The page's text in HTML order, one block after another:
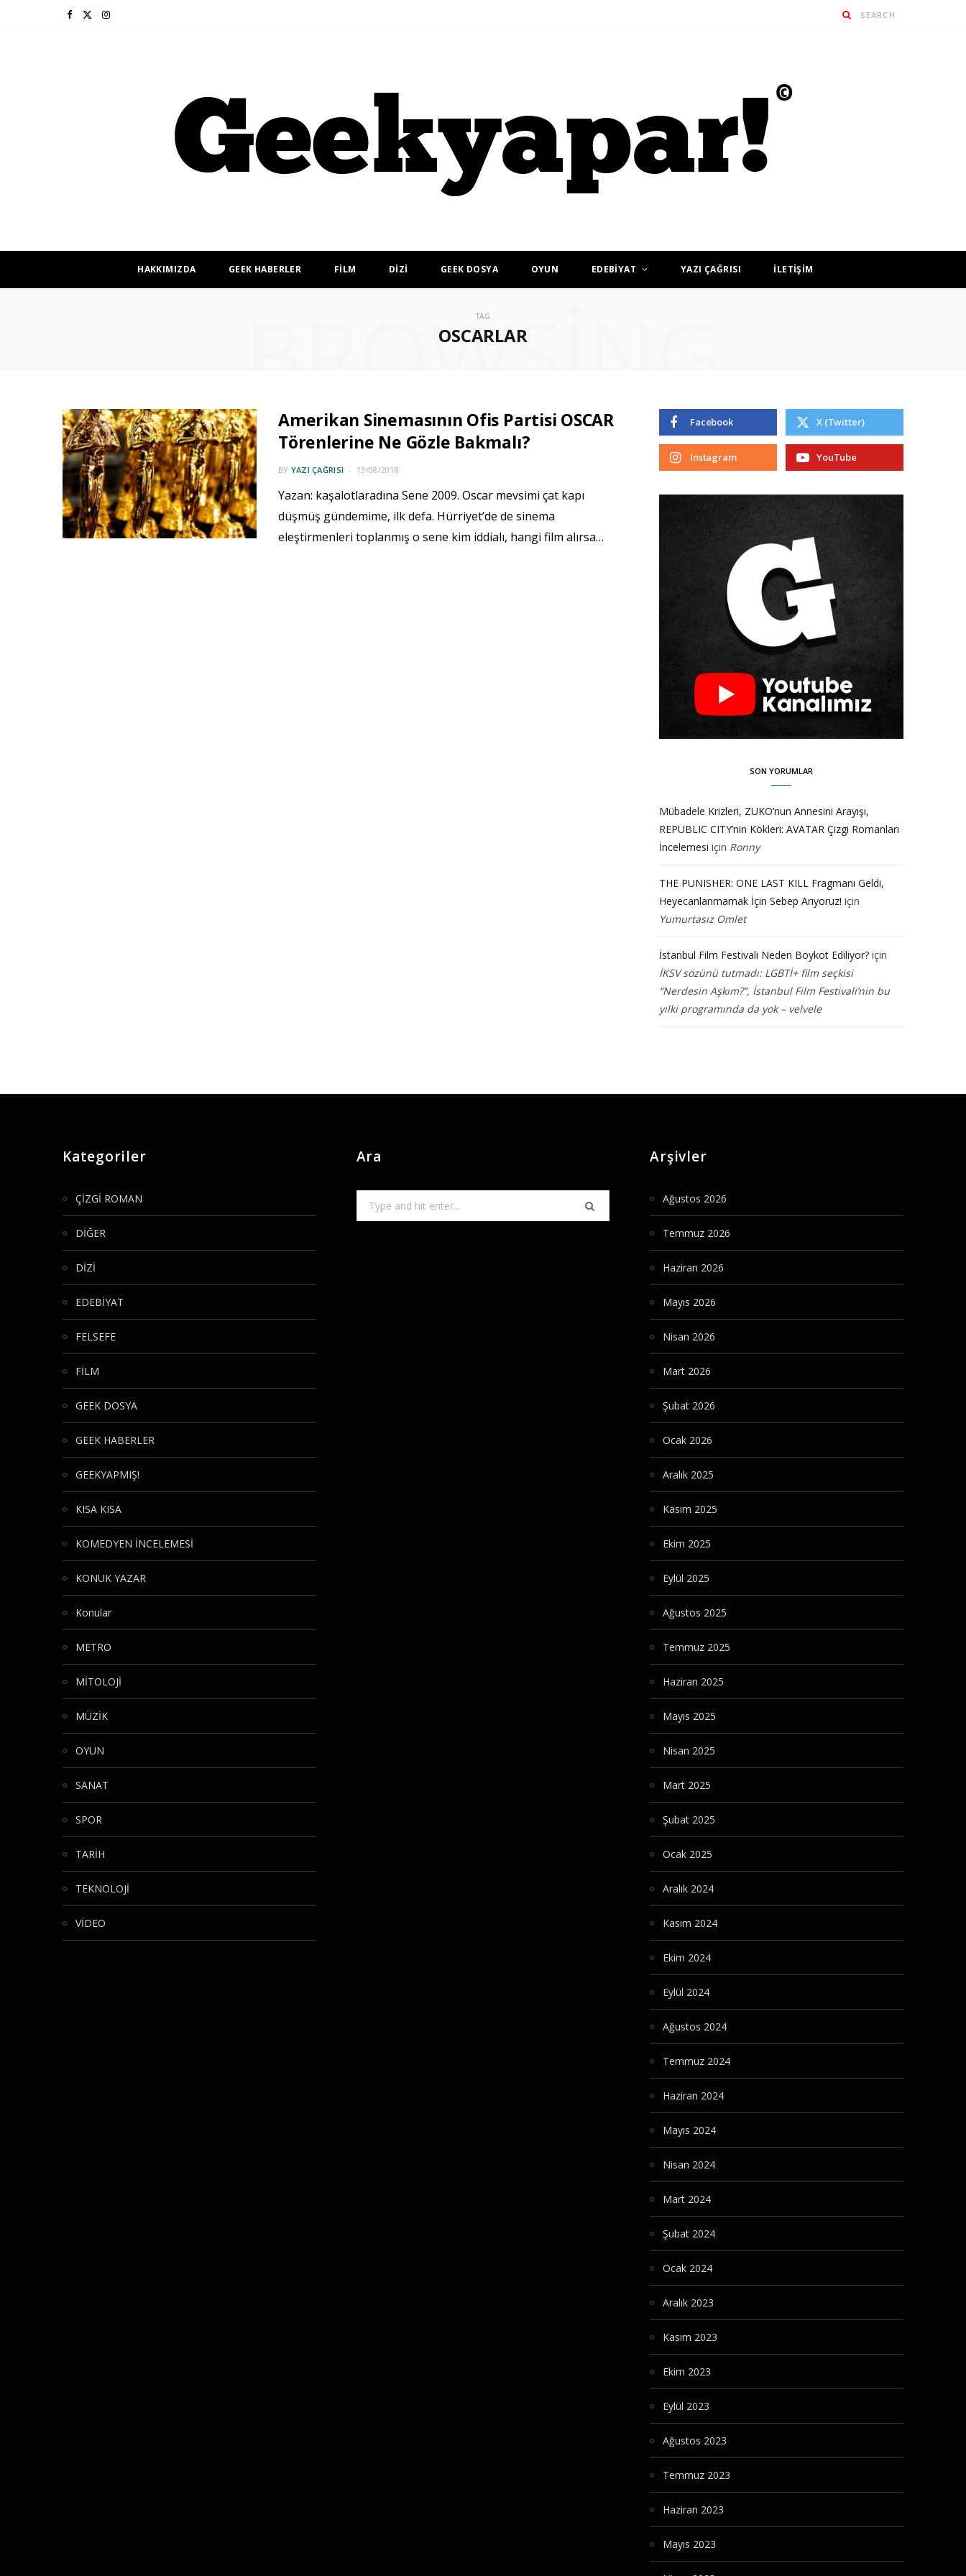
F I
HAKKIMIZDA GEEK HABERLER FİLM DİZİ GEEK DOSYA OYUN EDEBİYAT YAZI ÇAĞRISI İLETİŞİM
TAG
OSCARLAR
BROWSING
Amerikan Sinemasının Ofis Partisi OSCAR
Törenlerine Ne Gözle Bakmalı?
BY YAZI ÇAĞRISI 13/08/2018
Yazan: kaşalotlaradına Sene 2009. Oscar mevsimi çat kapı
düşmüş gündemime, ilk defa. Hürriyet’de de sinema
eleştirmenleri toplanmış o sene kim iddialı, hangi film alırsa…
Facebook X (Twitter)
Instagram YouTube
SON YORUMLAR
Mübadele Krizleri, ZUKO’nun Annesini Arayışı,
REPUBLIC CITY’nin Kökleri: AVATAR Çizgi Romanları
İncelemesi için Ronny
THE PUNISHER: ONE LAST KILL Fragmanı Geldi,
Heyecanlanmamak İçin Sebep Arıyoruz! için
Yumurtasız Omlet
İstanbul Film Festivali Neden Boykot Ediliyor? için
İKSV sözünü tutmadı: LGBTİ+ film seçkisi
“Nerdesin Aşkım?”, İstanbul Film Festivali’nin bu
yılki programında da yok – velvele
Kategoriler
ÇİZGİ ROMAN
DİĞER
DİZİ
EDEBİYAT
FELSEFE
FİLM
GEEK DOSYA
GEEK HABERLER
GEEKYAPMIŞ!
KISA KISA
KOMEDYEN İNCELEMESİ
KONUK YAZAR
Konular
METRO
MİTOLOJİ
MÜZİK
OYUN
SANAT
SPOR
TARİH
TEKNOLOJİ
VİDEO
Ara
for:
Arşivler
Ağustos 2026
Temmuz 2026
Haziran 2026
Mayıs 2026
Nisan 2026
Mart 2026
Şubat 2026
Ocak 2026
Aralık 2025
Kasım 2025
Ekim 2025
Eylül 2025
Ağustos 2025
Temmuz 2025
Haziran 2025
Mayıs 2025
Nisan 2025
Mart 2025
Şubat 2025
Ocak 2025
Aralık 2024
Kasım 2024
Ekim 2024
Eylül 2024
Ağustos 2024
Temmuz 2024
Haziran 2024
Mayıs 2024
Nisan 2024
Mart 2024
Şubat 2024
Ocak 2024
Aralık 2023
Kasım 2023
Ekim 2023
Eylül 2023
Ağustos 2023
Temmuz 2023
Haziran 2023
Mayıs 2023